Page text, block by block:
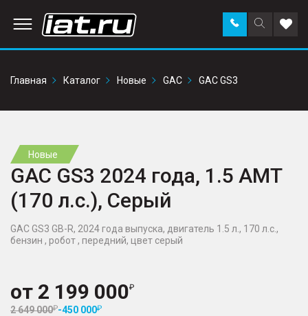
Поиск
по
Заказать
звонок в
Главная
Каталог Новые GAC GAC GS3
Новые
GAC GS3 2024 года, 1.5 AMT
(170 л.с.), Серый
GAC GS3 GB-R, 2024 года выпуска, двигатель 1.5 л., 170 л.с.,
бензин , робот , передний, цвет серый
от 2 199 000
2 649 000 -450 000